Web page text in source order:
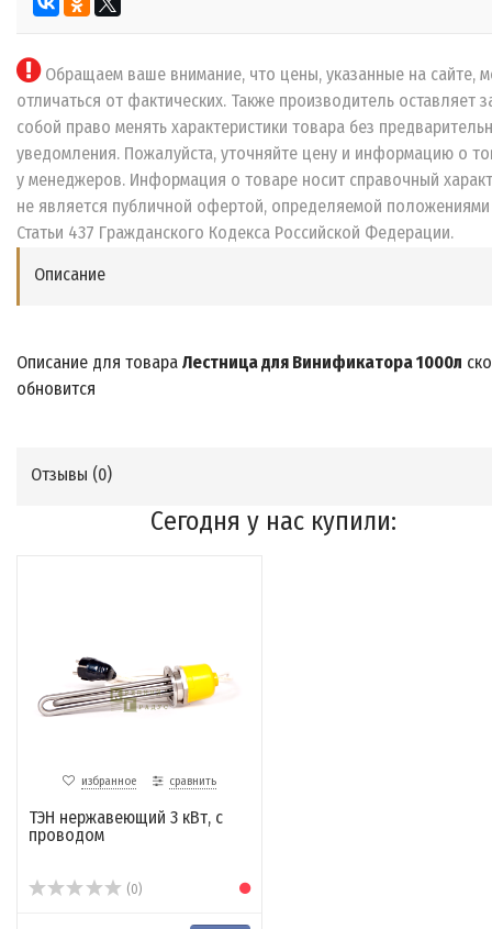
Обращаем ваше внимание, что цены, указанные на сайте,
отличаться от фактических. Также производитель оставляет
собой право менять характеристики товара без
уведомления. Пожалуйста, уточняйте цену и информацию о
у менеджеров. Информация о товаре носит справочный
не является публичной офертой, определяемой положениями
Статьи 437 Гражданского Кодекса Российской Федерации.
Описание
Описание для товара Лестница для Винификатора 1000л
обновится
Отзывы (0)
Сегодня у нас купили:
избранное сравнить
ТЭН нержавеющий 3 кВт, с
проводом
(0)